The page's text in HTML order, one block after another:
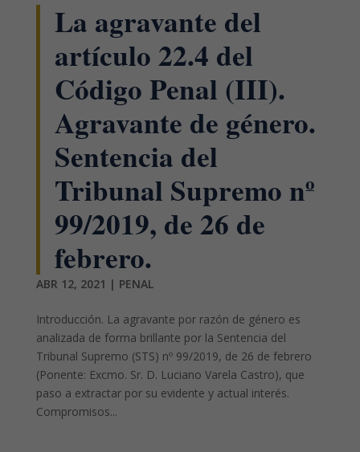
La agravante del
artículo 22.4 del
Código Penal (III).
Agravante de género.
Sentencia del
Tribunal Supremo nº
99/2019, de 26 de
febrero.
ABR 12, 2021 | PENAL
Introducción. La agravante por razón de género es
analizada de forma brillante por la Sentencia del
Tribunal Supremo (STS) nº 99/2019, de 26 de febrero
(Ponente: Excmo. Sr. D. Luciano Varela Castro), que
paso a extractar por su evidente y actual interés.
Compromisos...